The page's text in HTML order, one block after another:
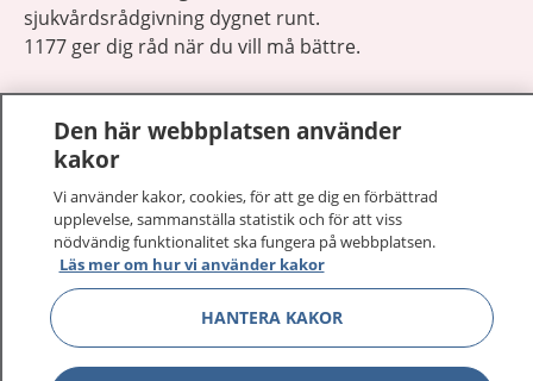
sjukvårdsrådgivning dygnet runt.
1177 ger dig råd när du vill må bättre.
1177 på flera språk
Om 1177
Kontakt Visa
Den här webbplatsen använder
kakor
Vi använder kakor, cookies, för att ge dig en förbättrad
upplevelse, sammanställa statistik och för att viss
nödvändig funktionalitet ska fungera på webbplatsen.
Läs mer om hur vi använder kakor
HANTERA KAKOR